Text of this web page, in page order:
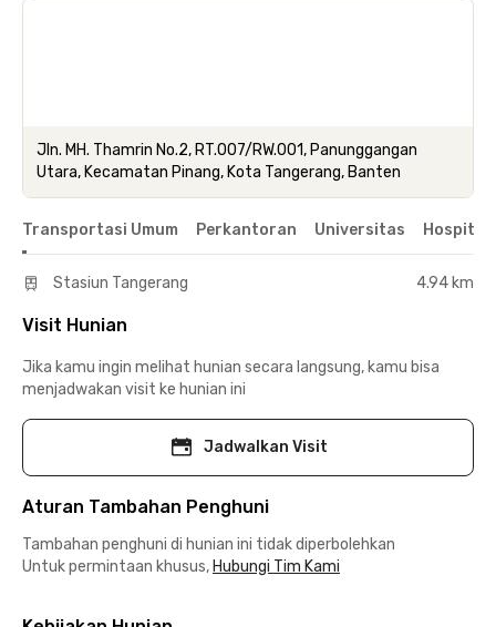
Jln. MH. Thamrin No.2, RT.007/RW.001, Panunggangan
Utara, Kecamatan Pinang, Kota Tangerang, Banten
Transportasi Umum Perkantoran Universitas Hospital
Stasiun Tangerang 4.94 km
Visit Hunian
Jika kamu ingin melihat hunian secara langsung, kamu bisa
menjadwakan visit ke hunian ini
Jadwalkan Visit
Aturan Tambahan Penghuni
Tambahan penghuni di hunian ini tidak diperbolehkan
Untuk permintaan khusus, Hubungi Tim Kami